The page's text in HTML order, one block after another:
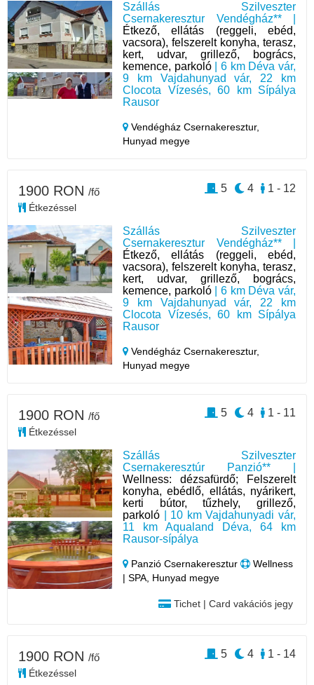
Szállás Szilveszter
Csernakeresztur Vendégház** |
Étkező, ellátás (reggeli, ebéd,
vacsora), felszerelt konyha, terasz,
kert, udvar, grillező, bogrács,
kemence, parkoló| 6 km Déva vár,
9 km Vajdahunyad vár, 22 km
Clocota Vízesés, 60 km Sípálya
Rausor
Vendégház Csernakeresztur,
Hunyad megye
Szállás Szilveszter
Csernakeresztur Vendégház** |
Étkező, ellátás (reggeli, ebéd,
vacsora), felszerelt konyha, terasz,
kert, udvar, grillező, bogrács,
kemence, parkoló| 6 km Déva vár,
9 km Vajdahunyad vár, 22 km
Clocota Vízesés, 60 km Sípálya
Rausor
Vendégház Csernakeresztur,
Hunyad megye
1900 RON /fő
Étkezéssel
1 - 12
4
5
Szállás Szilveszter
Csernakeresztúr Panzió** |
Wellness: dézsafürdő; Felszerelt
konyha, ebédlő, ellátás, nyárikert,
kerti bútor, tűzhely, grillező,
parkoló | 10 km Vajdahunyadi vár,
11 km Aqualand Déva, 64 km
Rausor-sípálya
Panzió Csernakeresztur
Wellness
| SPA, Hunyad megye
Tichet | Card vakációs jegy
1900 RON /fő
Étkezéssel
1 - 11
4
5
1900 RON /fő
Étkezéssel
1 - 14
4
5